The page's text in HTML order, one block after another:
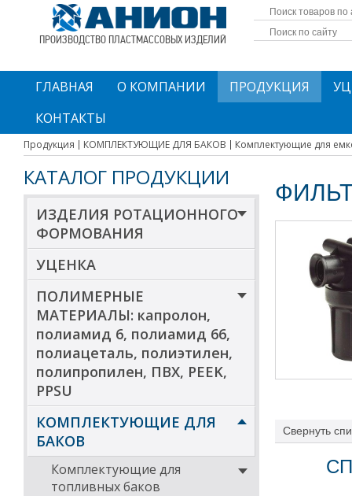
ПРОИЗВОДСТВО ПЛАСТМАССОВЫХ ИЗДЕЛИЙ
ГЛАВНАЯ О КОМПАНИИ ПРОДУКЦИЯ
КОНТАКТЫ
Продукция КОМПЛЕКТУЮЩИЕ ДЛЯ БАКОВ Комплектующие для
КАТАЛОГ ПРОДУКЦИИ
ИЗДЕЛИЯ РОТАЦИОННОГО
ФОРМОВАНИЯ
УЦЕНКА
ПОЛИМЕРНЫЕ
МАТЕРИАЛЫ: капролон,
полиамид 6, полиамид 66,
полиацеталь, полиэтилен,
полипропилен, ПВХ, PEEK,
PPSU
КОМПЛЕКТУЮЩИЕ ДЛЯ
БАКОВ
Комплектующие для
топливных баков
Свернуть